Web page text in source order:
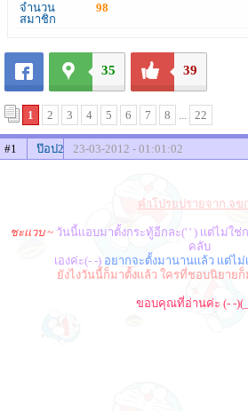
จำนวน
สมาชิก
98
35 39
1 2 3 4 5 6 7 8 ... 22
#1 ป๊อป2 23-03-2012 - 01:01:02
คำโปรยปรายจาก จข
ชะเเวบ ~ วันนี้เเอบมาตั้งกระทู้อีกละ(' ' ) เเต่ไม่ใ
คลับ
เองค่ะ(- -) อยากจะตั้งมานานเเล้ว เเต่ไ
ยังไงวันนี้ก็มาตั้งเเล้ว ใครที่ชอบนิยาย
ขอบคุณที่อ่านค่ะ (- -